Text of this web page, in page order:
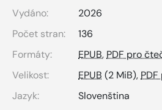
Vydáno:
2026
Počet stran:
136
Formáty:
EPUB,PDF pro
Velikost:
EPUB (2 MiB),
Jazyk:
Slovenština